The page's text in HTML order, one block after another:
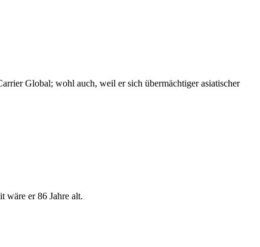
Global; wohl auch, weil er sich übermächtiger asiatischer
wäre er 86 Jahre alt.